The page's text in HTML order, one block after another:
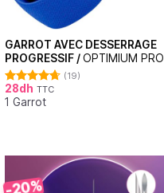
GARROT AVEC DESSERRAGE
PROGRESSIF /OPTIMIUM PRO
Note4.68
sur 5
(19)
28dh TTC
1 Garrot
-20%